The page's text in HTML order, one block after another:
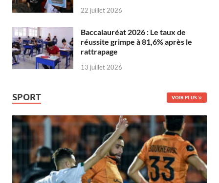
22 juillet 2026
Baccalauréat 2026 : Le taux de
réussite grimpe à 81,6% après le
rattrapage
13 juillet 2026
SPORT VOIR PLUS